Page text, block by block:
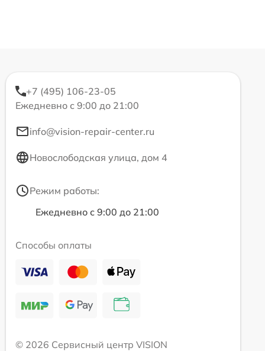
+7 (495) 106-23-05
Ежедневно с 9:00 до 21:00
info@vision-repair-center.ru
Новослободская улица, дом 4
Режим работы:
Ежедневно с 9:00 до 21:00
Способы оплаты
© 2026 Сервисный центр VISION